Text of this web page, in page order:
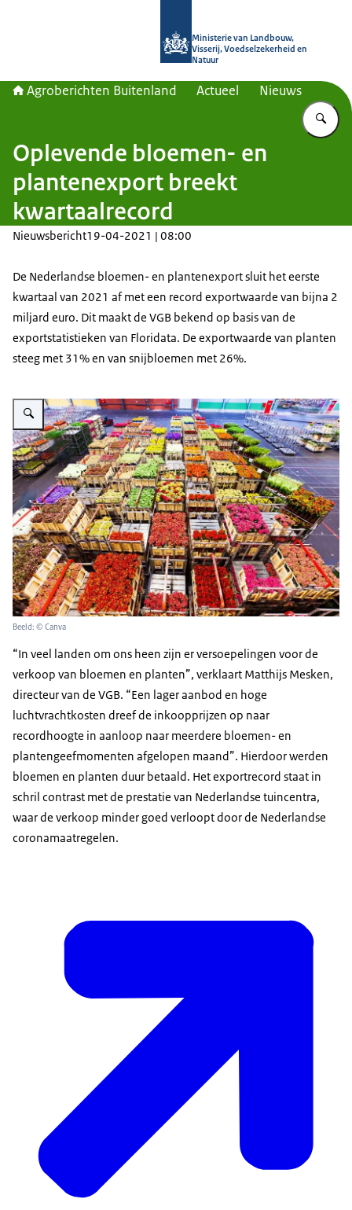
Ministerie van Landbouw,
Visserij, Voedselzekerheid en
Natuur
Agroberichten Buitenland Actueel Nieuws
Oplevende bloemen- en
plantenexport breekt
kwartaalrecord
Nieuwsbericht19-04-2021 | 08:00
De Nederlandse bloemen- en plantenexport sluit het eerste
kwartaal van 2021 af met een record exportwaarde van bijna 2
miljard euro. Dit maakt de VGB bekend op basis van de
exportstatistieken van Floridata. De exportwaarde van planten
steeg met 31% en van snijbloemen met 26%.
Vergroot afbeelding Bloemenveiling
Beeld: © Canva
“In veel landen om ons heen zijn er versoepelingen voor de
verkoop van bloemen en planten”, verklaart Matthijs Mesken,
directeur van de VGB. “Een lager aanbod en hoge
luchtvrachtkosten dreef de inkoopprijzen op naar
recordhoogte in aanloop naar meerdere bloemen- en
plantengeefmomenten afgelopen maand”. Hierdoor werden
bloemen en planten duur betaald. Het exportrecord staat in
schril contrast met de prestatie van Nederlandse tuincentra,
waar de verkoop minder goed verloopt door de Nederlandse
coronamaatregelen.